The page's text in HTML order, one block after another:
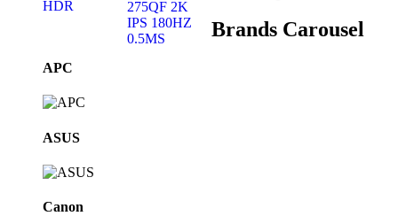
Brands Carousel
APC
ASUS
Canon